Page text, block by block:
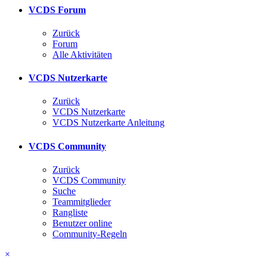
VCDS Forum
Zurück
Forum
Alle Aktivitäten
VCDS Nutzerkarte
Zurück
VCDS Nutzerkarte
VCDS Nutzerkarte Anleitung
VCDS Community
Zurück
VCDS Community
Suche
Teammitglieder
Rangliste
Benutzer online
Community-Regeln
×